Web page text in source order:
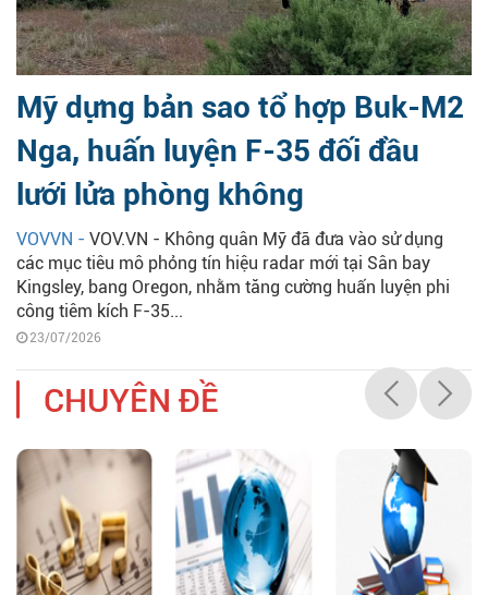
Mỹ dựng bản sao tổ hợp Buk-M2
Nga, huấn luyện F-35 đối đầu
lưới lửa phòng không
VOVVN - VOV.VN - Không quân Mỹ đã đưa vào sử dụng
các mục tiêu mô phỏng tín hiệu radar mới tại Sân bay
Kingsley, bang Oregon, nhằm tăng cường huấn luyện phi
công tiêm kích F-35...
23/07/2026
CHUYÊN ĐỀ